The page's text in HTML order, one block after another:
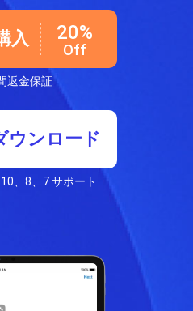
入 20%
Off
返金保証
ウンロード
、8、7 サポート